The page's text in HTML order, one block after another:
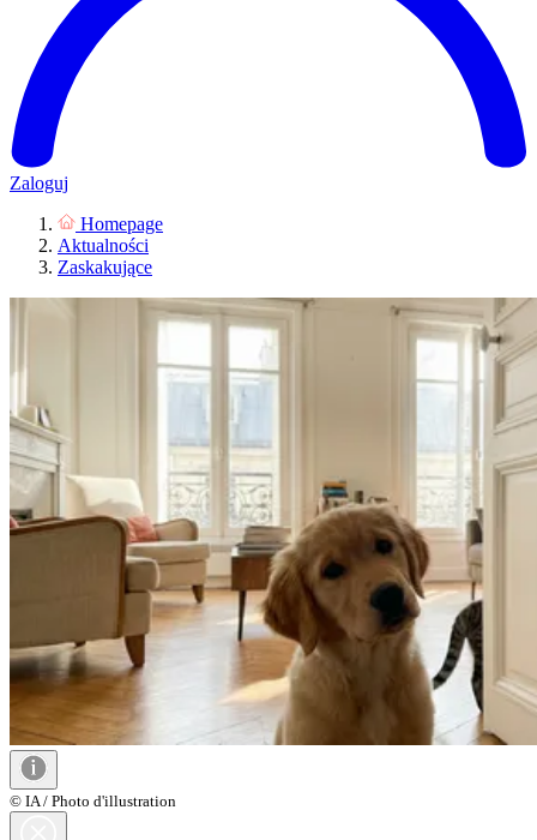
Zaloguj
Homepage
Aktualności
Zaskakujące
© IA / Photo d'illustration